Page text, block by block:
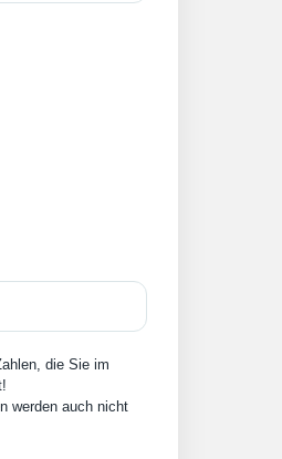
die Sie im
werden auch nicht